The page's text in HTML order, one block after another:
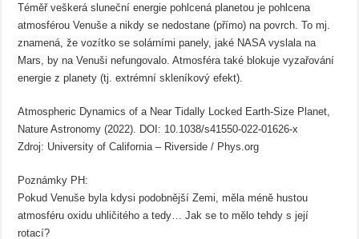
Téměř veškerá sluneční energie pohlcená planetou je pohlcena
atmosférou Venuše a nikdy se nedostane (přímo) na povrch. To mj.
znamená, že vozítko se solárními panely, jaké NASA vyslala na
Mars, by na Venuši nefungovalo. Atmosféra také blokuje vyzařování
energie z planety (tj. extrémní skleníkový efekt).
Atmospheric Dynamics of a Near Tidally Locked Earth-Size Planet,
Nature Astronomy (2022). DOI: 10.1038/s41550-022-01626-x
Zdroj: University of California – Riverside / Phys.org
Poznámky PH:
Pokud Venuše byla kdysi podobnější Zemi, měla méně hustou
atmosféru oxidu uhličitého a tedy… Jak se to mělo tehdy s její
rotací?